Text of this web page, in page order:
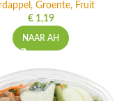
Groente, Fruit
€1,19
NAAR AH